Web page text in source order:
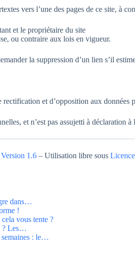
vers l’une des pages de ce site, à
et le propriétaire du site
ou contraire aux lois en vigueur.
la suppression d’un lien s’il
et d’opposition aux
et n’est pas assujetti à déclaration
1.6 – Utilisation libre sous
dans…
!
vous tente ?
? Les…
semaines : le…